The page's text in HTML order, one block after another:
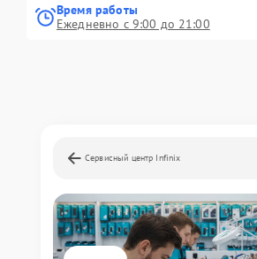
Время работы
Ежедневно с 9:00 до 21:00
Сервисный центр Infinix